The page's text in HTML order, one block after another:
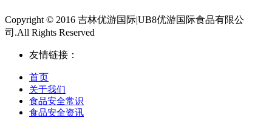
Copyright © 2016 吉林优游国际|UB8优游国际食品有限公
司.All Rights Reserved
友情链接：
首页
关于我们
食品安全常识
食品安全资讯